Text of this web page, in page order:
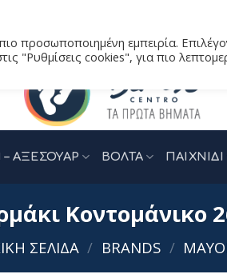
ΑΞΕΣΟΥΑΡ ΒΟΛΤΑ ΠΑΙΧΝΙΔΙ
Κοντομάνικο
ΣΕΛΊΔΑ / BRANDS /
προσωποποιημένη εμπειρία.
"Ρυθμίσεις cookies", για πιο